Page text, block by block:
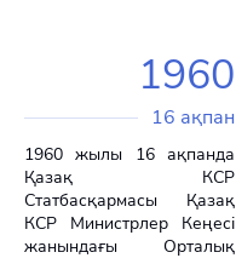
1960
16 ақпан
1960 жылы 16 ақпанда
Қазақ КСР
Статбасқармасы Қазақ
КСР Министрлер Кеңесі
жанындағы Орталық